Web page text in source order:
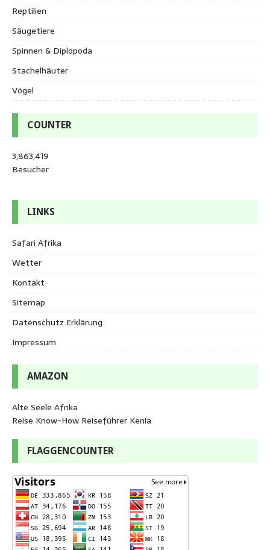
Reptilien
Säugetiere
Spinnen & Diplopoda
Stachelhäuter
Vögel
COUNTER
3,863,419
Besucher
LINKS
Safari Afrika
Wetter
Kontakt
Sitemap
Datenschutz Erklärung
Impressum
AMAZON
Alte Seele Afrika
Reise Know-How Reiseführer Kenia
FLAGGENCOUNTER